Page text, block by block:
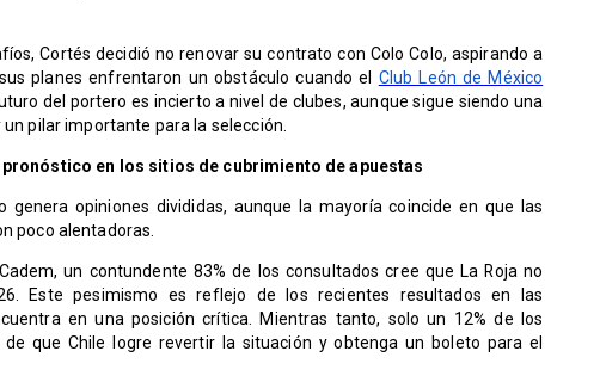
Cortés decidió no renovar su contrato con Colo Colo, aspirando a
planes enfrentaron un obstáculo cuando el Club León de México
del portero es incierto a nivel de clubes, aunque sigue siendo una
pilar importante para la selección.
en los sitios de cubrimiento de apuestas
genera opiniones divididas, aunque la mayoría coincide en que las
poco alentadoras.
un contundente 83% de los consultados cree que La Roja no
Este pesimismo es reflejo de los recientes resultados en las
en una posición crítica. Mientras tanto, solo un 12% de los
que Chile logre revertir la situación y obtenga un boleto para el